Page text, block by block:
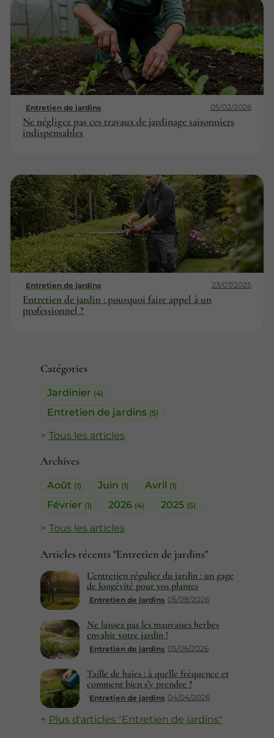
Catégories
Jardinier (4)
Entretien de jardins (5)
Tous les articles
Archives
Août (1) Juin (1) Avril (1)
Février (1) 2026 (4) 2025 (5)
Tous les articles
Articles récents "Entretien de jardins"
Entretien de jardins 05/08/2026
L’entretien régulier du jardin : un gage
de longévité pour vos plantes
Entretien de jardins 05/06/2026
Ne laissez pas les mauvaises herbes
envahir votre jardin !
Entretien de jardins 04/04/2026
Taille de haies : à quelle fréquence et
comment bien s’y prendre ?
Plus d'articles "Entretien de jardins"
Entretien de jardins 05/02/2026
Ne négligez pas ces travaux de jardinage saisonniers
indispensables
Entretien de jardins 23/07/2025
Entretien de jardin : pourquoi faire appel à un
professionnel ?